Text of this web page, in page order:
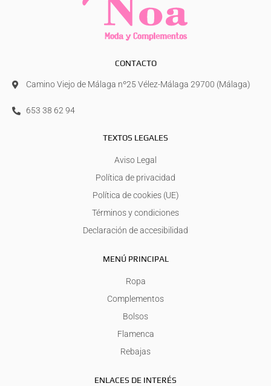
CONTACTO
Camino Viejo de Málaga nº25 Vélez-Málaga 29700 (Málaga)
653 38 62 94
TEXTOS LEGALES
Aviso Legal
Política de privacidad
Política de cookies (UE)
Términos y condiciones
Declaración de accesibilidad
MENÚ PRINCIPAL
Ropa
Complementos
Bolsos
Flamenca
Rebajas
ENLACES DE INTERÉS